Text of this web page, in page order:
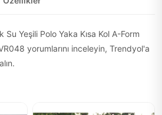
Su Yeşili Polo Yaka Kısa Kol A-Form
yorumlarını inceleyin, Trendyol'a